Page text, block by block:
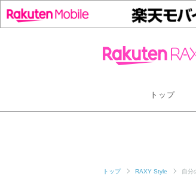
トップ
トップ RAXY Style 自分